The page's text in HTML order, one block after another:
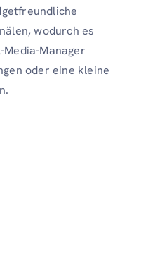
wodurch es
Manager
oder eine kleine